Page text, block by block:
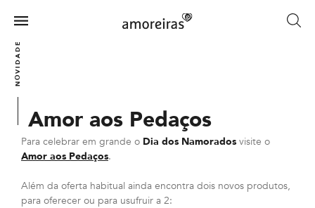
main
content
Menu
NOVIDADES
Amor aos Pedaços
Para celebrar em grande o Dia dos Namorados visite o
Amor aos Pedaços.
Além da oferta habitual ainda encontra dois novos produtos,
para oferecer ou para usufruir a 2: